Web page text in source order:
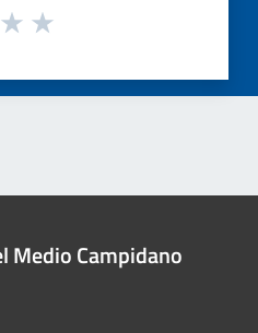
Medio Campidano